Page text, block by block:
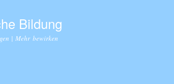
Bildung
| Mehr bewirken